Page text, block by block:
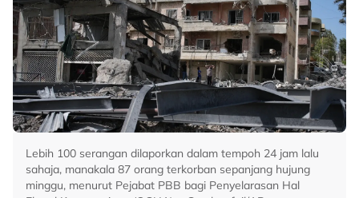
Lebih 100 serangan dilaporkan dalam tempoh 24 jam lalu
sahaja, manakala 87 orang terkorban sepanjang hujung
minggu, menurut Pejabat PBB bagi Penyelarasan Hal